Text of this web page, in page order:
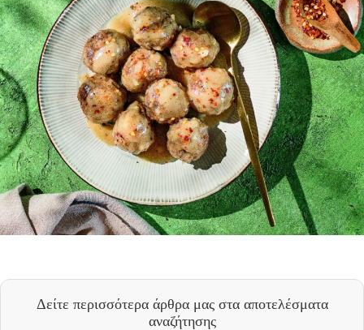
Δείτε περισσότερα άρθρα μας στα αποτελέσματα
αναζήτησης